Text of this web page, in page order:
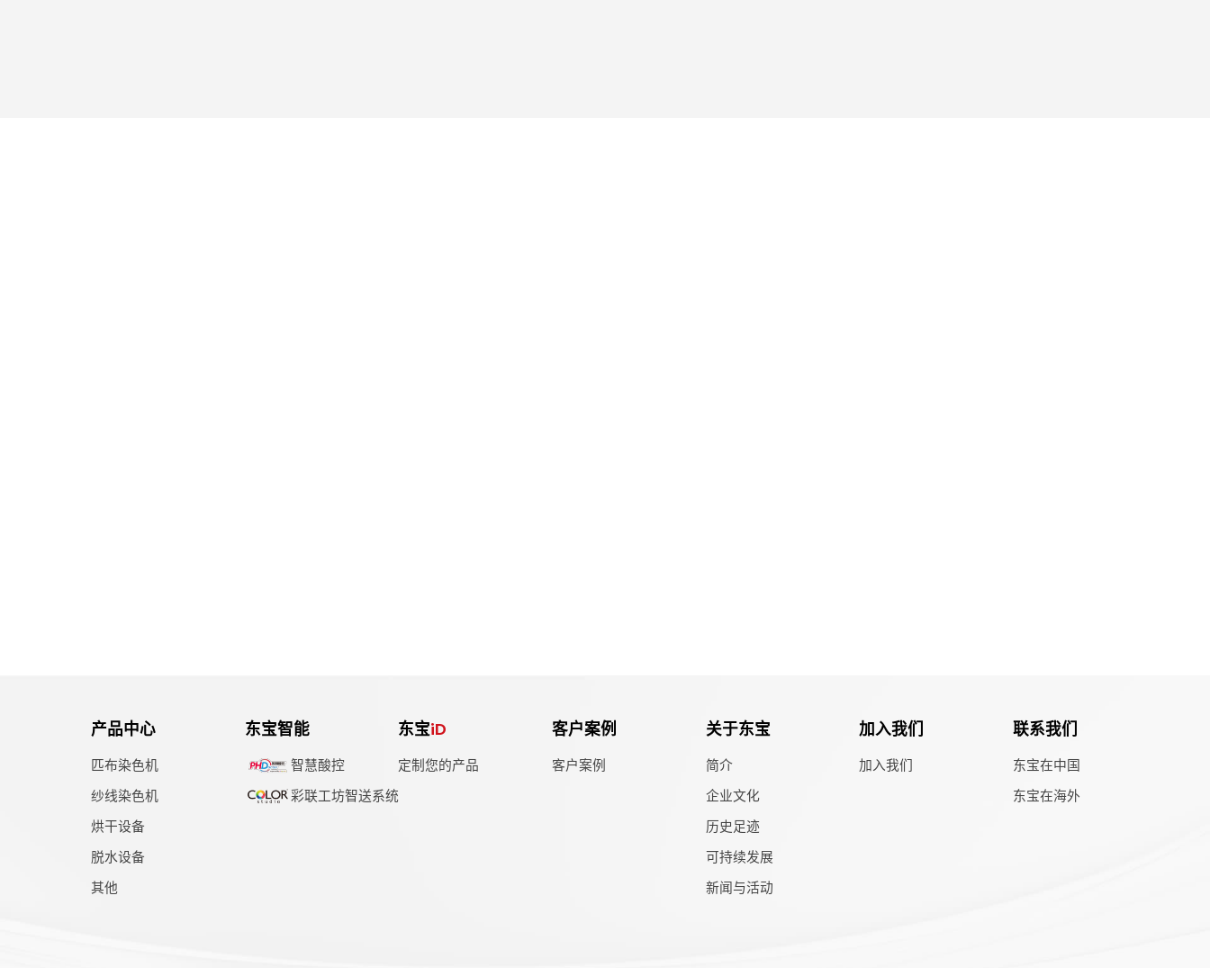
产品中心
匹布染色机
纱线染色机
烘干设备
脱水设备
其他
东宝智能
智慧酸控
彩联工坊智送系统
东宝iD
定制您的产品
客户案例
客户案例
关于东宝
简介
企业文化
历史足迹
可持续发展
新闻与活动
加入我们
加入我们
联系我们
东宝在中国
东宝在海外